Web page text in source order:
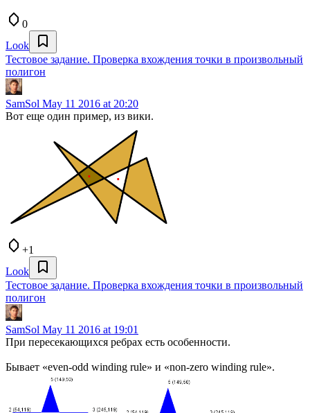
0
Look
Тестовое задание. Проверка вхождения точки в произвольный
полигон
SamSol May 11 2016 at 20:20
Вот еще один пример, из вики.
+1
Look
Тестовое задание. Проверка вхождения точки в произвольный
полигон
SamSol May 11 2016 at 19:01
При пересекающихся ребрах есть особенности.
Бывает «even-odd winding rule» и «non-zero winding rule».